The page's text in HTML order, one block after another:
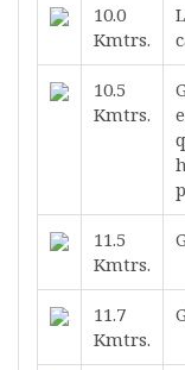
10.0
Kmtrs.
10.5
Kmtrs.
11.5
Kmtrs.
11.7
Kmtrs.